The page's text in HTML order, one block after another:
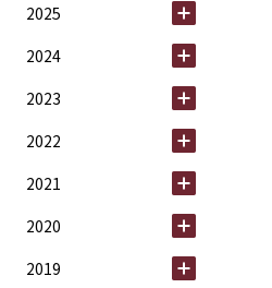
2025
2024
2023
2022
2021
2020
2019